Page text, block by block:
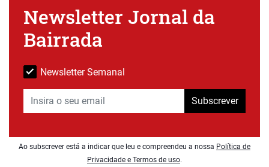
Newsletter Jornal da
Bairrada
Newsletter Semanal
Subscrever
Ao subscrever está a indicar que leu e compreendeu a nossa Política de
Privacidade e Termos de uso.